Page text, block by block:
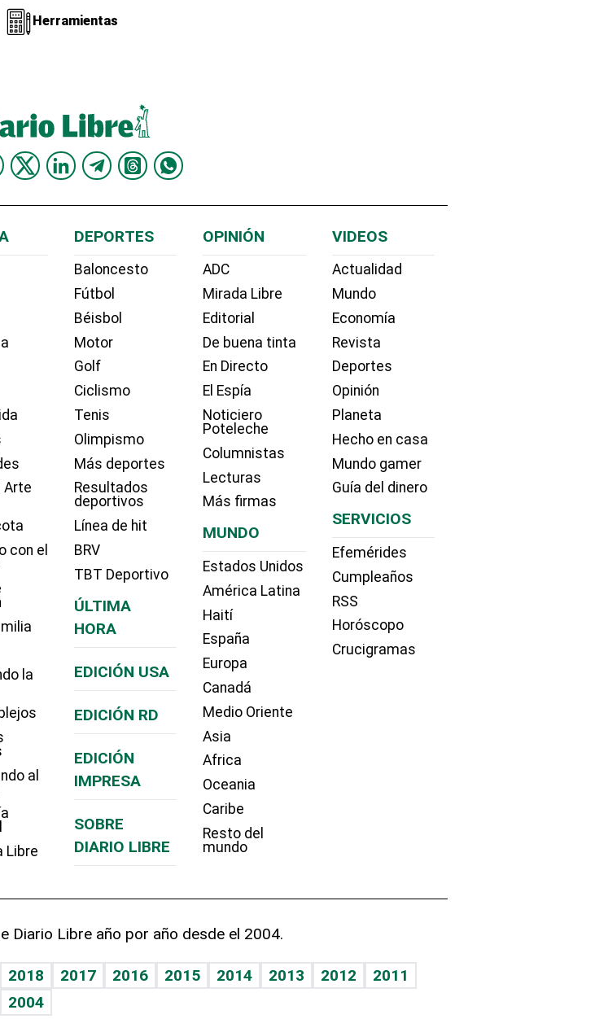
Herramientas
Arte
con el
la
al
Libre
DEPORTES
Baloncesto
Fútbol
Béisbol
Motor
Golf
Ciclismo
Tenis
Olimpismo
Más deportes
Resultados
deportivos
Línea de hit
BRV
TBT Deportivo
ÚLTIMA
HORA
EDICIÓN USA
EDICIÓN RD
EDICIÓN
IMPRESA
SOBRE
DIARIO LIBRE
OPINIÓN
ADC
Mirada Libre
Editorial
De buena tinta
En Directo
El Espía
Noticiero
Poteleche
Columnistas
Lecturas
Más firmas
MUNDO
Estados Unidos
América Latina
Haití
España
Europa
Canadá
Medio Oriente
Asia
Africa
Oceania
Caribe
Resto del
mundo
VIDEOS
Actualidad
Mundo
Economía
Revista
Deportes
Opinión
Planeta
Hecho en casa
Mundo gamer
Guía del dinero
SERVICIOS
Efemérides
Cumpleaños
RSS
Horóscopo
Crucigramas
Diario Libre año por año desde el 2004.
2018 2017 2016 2015 2014 2013 2012
2011
2004